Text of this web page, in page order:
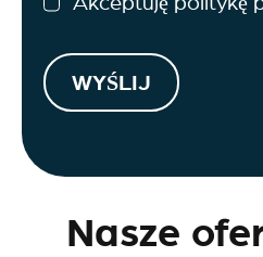
WYŚLIJ
Nasze